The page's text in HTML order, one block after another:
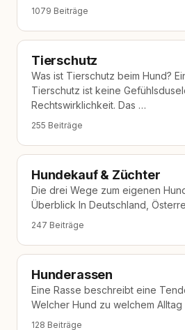
1079 Beiträge
Tierschutz
Was ist Tierschutz beim Hund?
Tierschutz ist keine
Rechtswirklichkeit. Das …
255 Beiträge
Hundekauf & Züchter
Die drei Wege zum eigenen
Überblick In Deutschland,
247 Beiträge
Hunderassen
Eine Rasse beschreibt eine
Welcher Hund zu welchem
128 Beiträge